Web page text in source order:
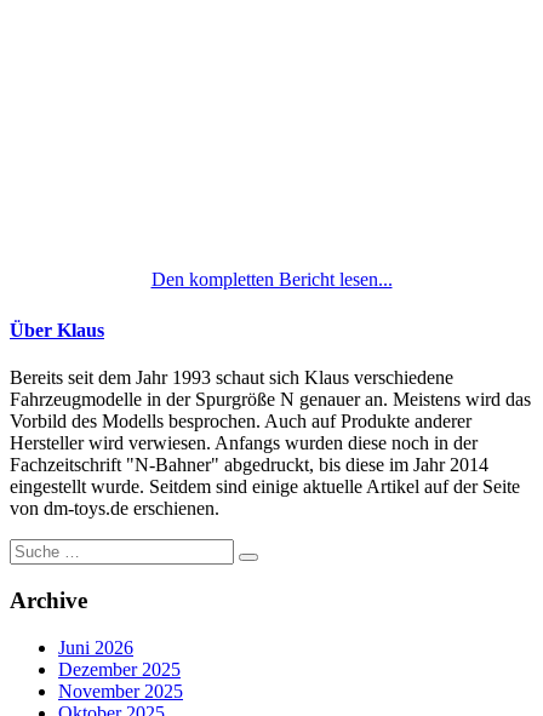
Den kompletten Bericht lesen...
Über Klaus
Bereits seit dem Jahr 1993 schaut sich Klaus verschiedene
Fahrzeugmodelle in der Spurgröße N genauer an. Meistens wird das
Vorbild des Modells besprochen. Auch auf Produkte anderer
Hersteller wird verwiesen. Anfangs wurden diese noch in der
Fachzeitschrift "N-Bahner" abgedruckt, bis diese im Jahr 2014
eingestellt wurde. Seitdem sind einige aktuelle Artikel auf der Seite
von dm-toys.de erschienen.
Suche
nach:
Archive
Juni 2026
Dezember 2025
November 2025